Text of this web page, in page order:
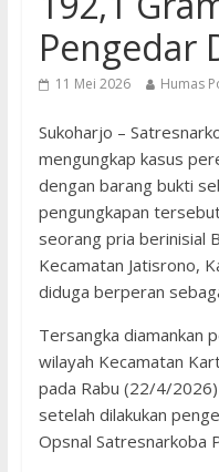
Pengedar
11 Mei 2026 Humas
Sukoharjo –
mengungkap kasus
dengan barang bukti
pengungkapan
seorang pria berinisial
Kecamatan Jatisrono,
diduga berperan
Tersangka diamankan
wilayah Kecamatan
pada Rabu (22/4/
setelah dilakukan
Opsnal Satresnarkoba